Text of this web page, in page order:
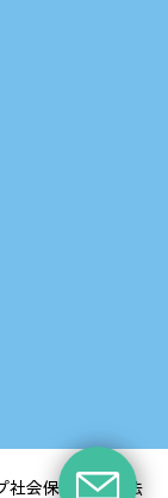
会保険労務士法